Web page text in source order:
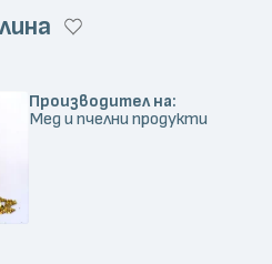
Производител на:
Мед и пчелни продукти